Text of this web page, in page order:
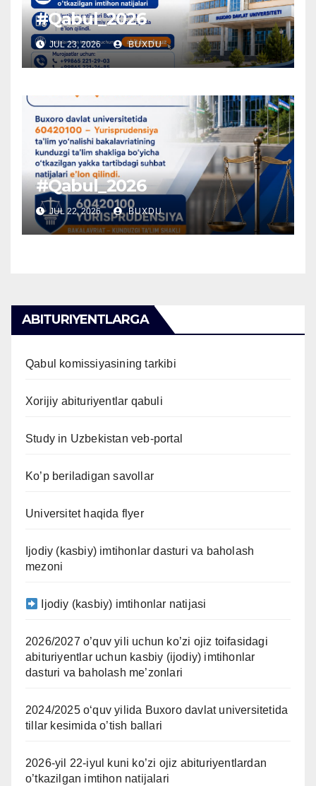
#Qabul_2026
JUL 23, 2026 BUXDU
#Qabul_2026
JUL 22, 2026 BUXDU
ABITURIYENTLARGA
Qabul komissiyasining tarkibi
Xorijiy abituriyentlar qabuli
Study in Uzbekistan veb-portal
Ko’p beriladigan savollar
Universitet haqida flyer
Ijodiy (kasbiy) imtihonlar dasturi va baholash
mezoni
Ijodiy (kasbiy) imtihonlar natijasi
2026/2027 o’quv yili uchun ko’zi ojiz toifasidagi
abituriyentlar uchun kasbiy (ijodiy) imtihonlar
dasturi va baholash me’zonlari
2024/2025 oʻquv yilida Buxoro davlat universitetida
tillar kesimida o’tish ballari
2026-yil 22-iyul kuni ko’zi ojiz abituriyentlardan
o’tkazilgan imtihon natijalari